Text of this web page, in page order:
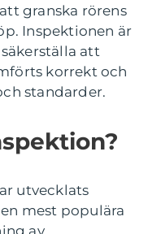
granska rörens
Inspektionen är
att
korrekt och
standarder.
utvecklats
mest populära
av